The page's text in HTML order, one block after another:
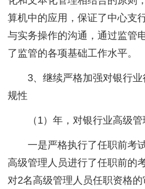
算机中的应用，保证了中心支
与实务操作的沟通，通过监管
了监管的各项基础工作水平。
3、继续严格加强对银行
规性
（1）年，对银行业高级
一是严格执行了任职前考
高级管理人员进行了任职前的
对2名高级管理人员任职资格的